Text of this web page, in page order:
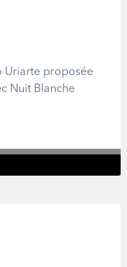
Uriarte proposée
Nuit Blanche